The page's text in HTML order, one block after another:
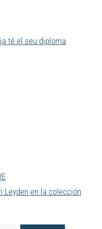
té el seu diploma
Leyden en la colección